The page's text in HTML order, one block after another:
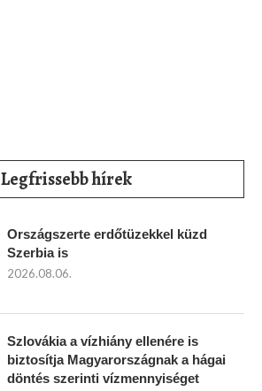
Legfrissebb hírek
Országszerte erdőtüzekkel küzd
Szerbia is
2026.08.06.
Szlovákia a vízhiány ellenére is
biztosítja Magyarországnak a hágai
döntés szerinti vízmennyiséget